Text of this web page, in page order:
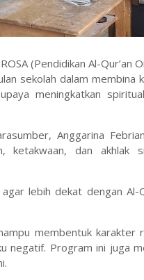
(Pendidikan Al-Qur’an
sekolah dalam membina
meningkatkan
Anggarina
ketakwaan, dan akhlak
lebih dekat dengan Al-
membentuk karakter
negatif. Program ini juga